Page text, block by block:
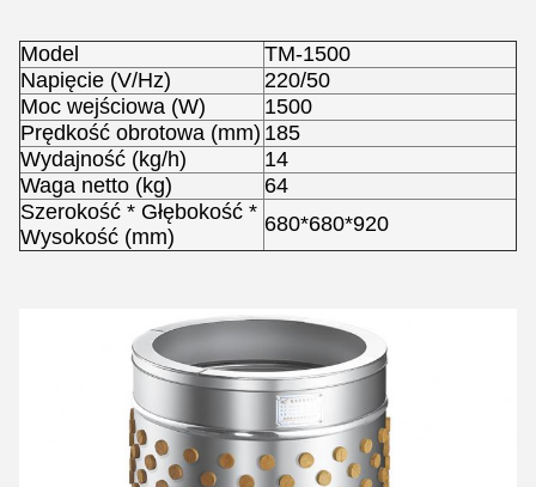
Model
TM-1500
Napięcie (V/Hz)
220/50
Moc wejściowa (W)
1500
Prędkość obrotowa (mm) 185
Wydajność (kg/h)
14
Waga netto (kg)
64
Szerokość * Głębokość *
Wysokość (mm)
680*680*920